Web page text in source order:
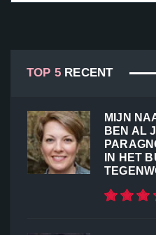
TOP 5 RECENT
MIJN
BEN AL
IN HET